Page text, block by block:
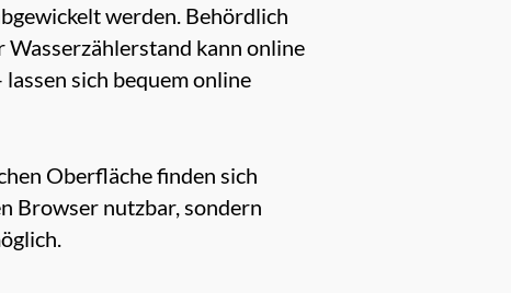
werden. Behördlich
kann online
sich bequem online
Oberfläche finden sich
Browser nutzbar, sondern